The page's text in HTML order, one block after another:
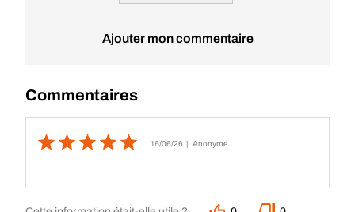
Ajouter mon commentaire
Commentaires
16/06/26 | Anonyme